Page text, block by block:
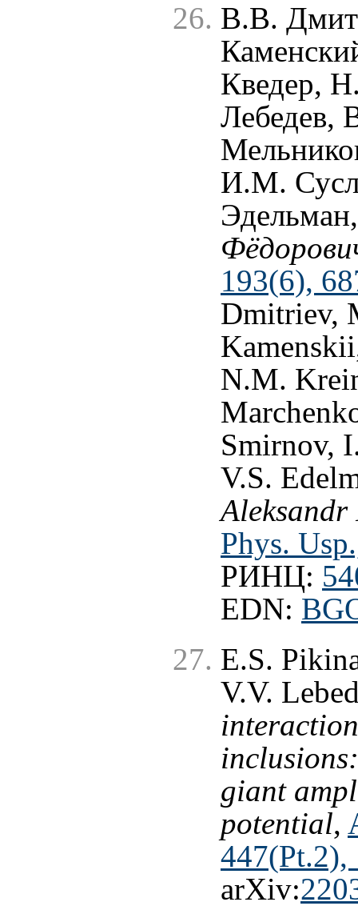
В.В.
Кведер,
Лебедев,
И.М.
193(6),
Dmitriev,
N.M.
Smirnov,
V.S.
Aleksandr
Phys.
РИНЦ:
EDN:
E.S.
V.V.
giant
potential,
447(Pt.2),
arXiv: